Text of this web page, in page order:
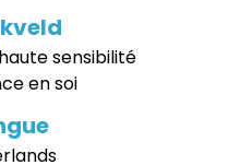
sensibilité
en soi